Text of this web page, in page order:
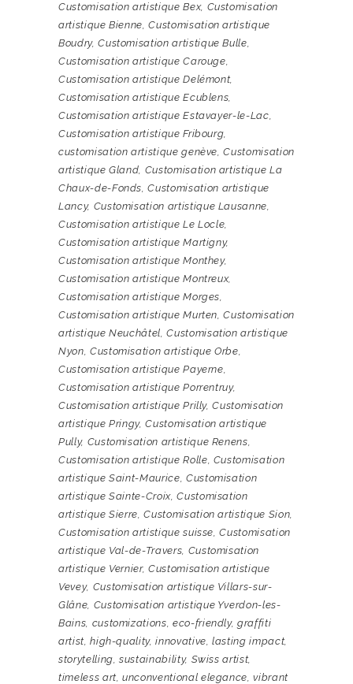
Customisation artistique Bex, Customisation
artistique Bienne,Customisation artistique
Boudry,Customisation artistique Bulle,
Customisation artistique Carouge,
Customisation artistique Delémont,
Customisation artistique Ecublens,
Customisation artistique Estavayer-le-Lac,
Customisation artistique Fribourg,
customisation artistique genève,Customisation
artistique Gland, Customisation artistique La
Chaux-de-Fonds,Customisation artistique
Lancy, Customisation artistique Lausanne,
Customisation artistique Le Locle,
Customisation artistique Martigny,
Customisation artistique Monthey,
Customisation artistique Montreux,
Customisation artistique Morges,
Customisation artistique Murten,Customisation
artistique Neuchâtel,Customisation artistique
Nyon, Customisation artistique Orbe,
Customisation artistique Payerne,
Customisation artistique Porrentruy,
Customisation artistique Prilly,Customisation
artistique Pringy,Customisation artistique
Pully, Customisation artistique Renens,
Customisation artistique Rolle, Customisation
artistique Saint-Maurice, Customisation
artistique Sainte-Croix,Customisation
artistique Sierre,Customisation artistique Sion,
Customisation artistique suisse,Customisation
artistique Val-de-Travers, Customisation
artistique Vernier,Customisation artistique
Vevey, Customisation artistique Villars-sur-
Glâne, Customisation artistique Yverdon-les-
Bains, customizations, eco-friendly,graffiti
artist,high-quality,innovative,lasting impact,
storytelling,sustainability, Swiss artist,
timeless art,unconventional elegance,vibrant